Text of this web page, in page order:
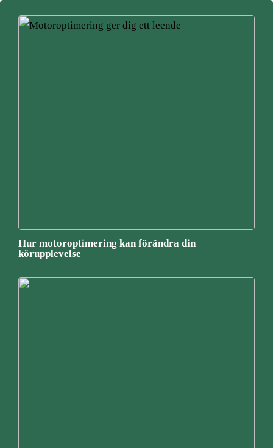
Hur motoroptimering kan förändra din
körupplevelse